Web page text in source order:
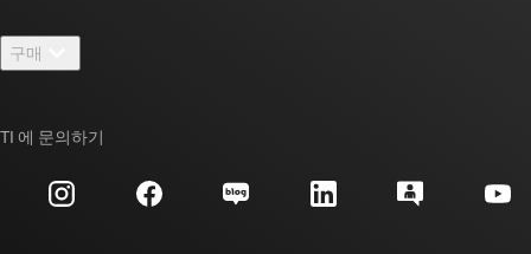
뉴스룸
이벤트
투자 관계
TI E2E™ 설계 지원 포럼
대체품 검색
고객 지원 센터
구매
TI 에 문의하기